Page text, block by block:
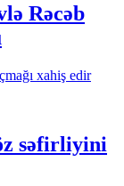
Rəcəb
səfirliyini